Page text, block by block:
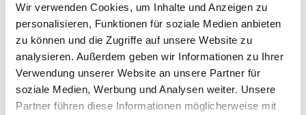
Wir verwenden Cookies, um Inhalte und Anzeigen zu
personalisieren, Funktionen für soziale Medien anbieten
zu können und die Zugriffe auf unsere Website zu
analysieren. Außerdem geben wir Informationen zu Ihrer
Verwendung unserer Website an unsere Partner für
soziale Medien, Werbung und Analysen weiter. Unsere
Partner führen diese Informationen möglicherweise mit